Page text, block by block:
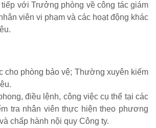
tiếp với Trưởng phòng về công tác giám
viên vi phạm và các hoạt động khác
cho phòng bảo vệ; Thường xuyên kiểm
điều lệnh, công việc cụ thể tại các
tra nhân viên thực hiện theo phương
chấp hành nội quy Công ty.